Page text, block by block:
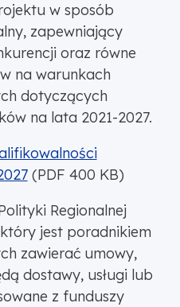
w sposób
zapewniający
oraz równe
na warunkach
dotyczących
na lata 2021-2027.
(PDF 400 KB)
Regionalnej
jest poradnikiem
zawierać umowy,
dostawy, usługi lub
z funduszy